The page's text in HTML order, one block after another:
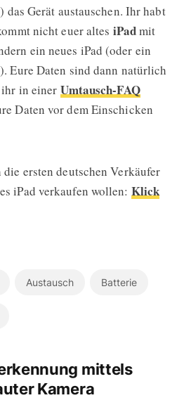
Gerät austauschen. Ihr habt
nicht euer altes iPadmit
ein neues iPad (oder ein
Eure Daten sind dann natürlich
in einer Umtausch-FAQ
Daten vor dem Einschicken
ersten deutschen Verkäufer
iPad verkaufen wollen: Klick
Austausch Batterie
mittels
Kamera